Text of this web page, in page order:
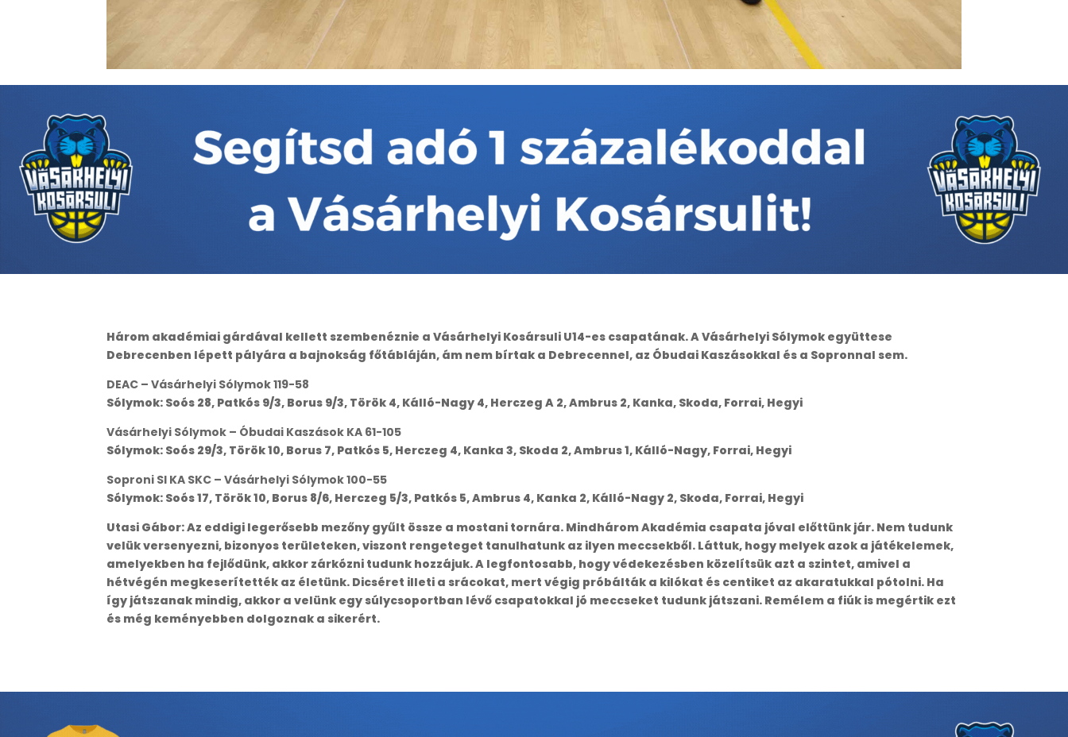
Három akadémiai gárdával kellett szembenéznie a Vásárhelyi Kosársuli U14-es csapatának. A Vásárhelyi Sólymok együttese
Debrecenben lépett pályára a bajnokság főtábláján, ám nem bírtak a Debrecennel, az Óbudai Kaszásokkal és a Sopronnal sem.
DEAC – Vásárhelyi Sólymok 119-58
Sólymok: Soós 28, Patkós 9/3, Borus 9/3, Török 4, Kálló-Nagy 4, Herczeg A 2, Ambrus 2, Kanka, Skoda, Forrai, Hegyi
Vásárhelyi Sólymok – Óbudai Kaszások KA 61-105
Sólymok: Soós 29/3, Török 10, Borus 7, Patkós 5, Herczeg 4, Kanka 3, Skoda 2, Ambrus 1, Kálló-Nagy, Forrai, Hegyi
Soproni SI KA SKC – Vásárhelyi Sólymok 100-55
Sólymok: Soós 17, Török 10, Borus 8/6, Herczeg 5/3, Patkós 5, Ambrus 4, Kanka 2, Kálló-Nagy 2, Skoda, Forrai, Hegyi
Utasi Gábor: Az eddigi legerősebb mezőny gyűlt össze a mostani tornára. Mindhárom Akadémia csapata jóval előttünk jár. Nem tudunk
velük versenyezni, bizonyos területeken, viszont rengeteget tanulhatunk az ilyen meccsekből. Láttuk, hogy melyek azok a játékelemek,
amelyekben ha fejlődünk, akkor zárkózni tudunk hozzájuk. A legfontosabb, hogy védekezésben közelítsük azt a szintet, amivel a
hétvégén megkeserítették az életünk. Dicséret illeti a srácokat, mert végig próbálták a kilókat és centiket az akaratukkal pótolni. Ha
így játszanak mindig, akkor a velünk egy súlycsoportban lévő csapatokkal jó meccseket tudunk játszani. Remélem a fiúk is megértik ezt
és még keményebben dolgoznak a sikerért.